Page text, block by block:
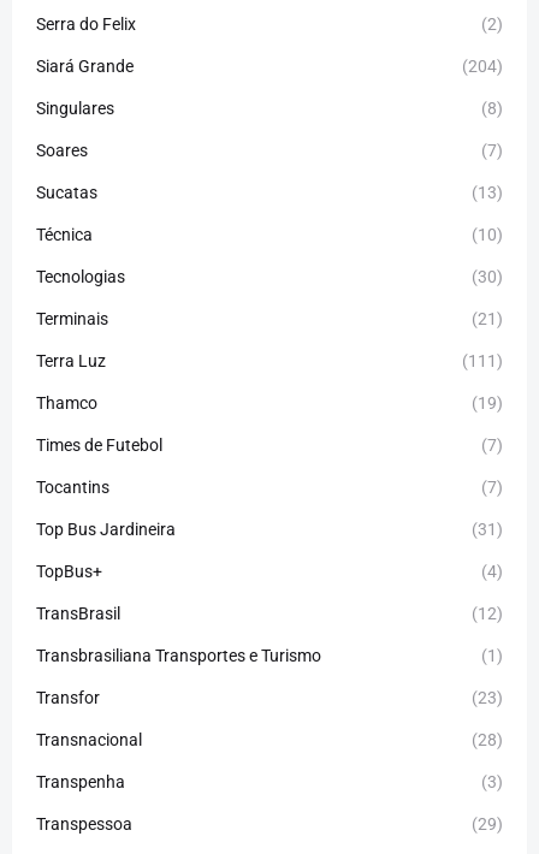
Serra do Felix (2)
Siará Grande (204)
Singulares (8)
Soares (7)
Sucatas (13)
Técnica (10)
Tecnologias (30)
Terminais (21)
Terra Luz (111)
Thamco (19)
Times de Futebol (7)
Tocantins (7)
Top Bus Jardineira (31)
TopBus+ (4)
TransBrasil (12)
Transbrasiliana Transportes e Turismo (1)
Transfor (23)
Transnacional (28)
Transpenha (3)
Transpessoa (29)